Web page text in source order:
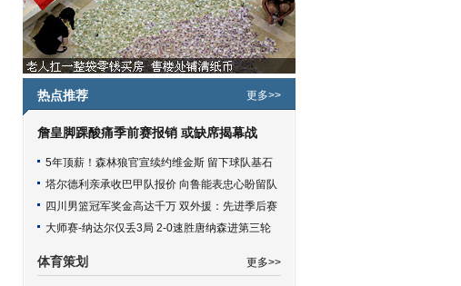
热点推荐 更多>>
詹皇脚踝酸痛季前赛报销 或缺席揭幕战
5年顶薪！森林狼官宣续约维金斯 留下球队基石
塔尔德利亲承收巴甲队报价 向鲁能表忠心盼留队
四川男篮冠军奖金高达千万 双外援：先进季后赛
大师赛-纳达尔仅丢3局 2-0速胜唐纳森进第三轮
体育策划 更多>>